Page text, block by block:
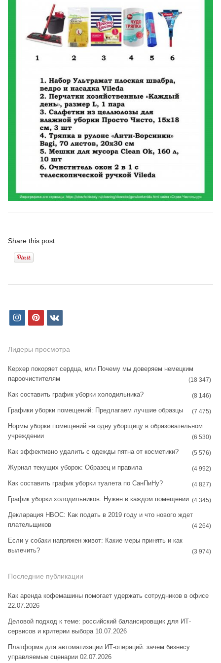
Share this post
i
s
a
g
r
a
p
n
e
r
e
s
v
Лидеры просмотра
Керхер покоряет сердца, или Почему мы доверяем немецким
пароочистителям
(18 347)
Как составить график уборки холодильника? (8 146)
Графики уборки помещений: Предлагаем лучшие образцы (7 475)
Нормы уборки помещений на одну уборщицу в образовательном
учреждении
(6 530)
Как эффективно удалить с одежды пятна от косметики? (5 576)
Журнал текущих уборок: Образец и правила (4 992)
Как составить график уборки туалета по СанПиНу? (4 827)
График уборки холодильников: Нужен в каждом помещении (4 345)
Декларация НВОС: Как подать в 2019 году и что нового ждет
плательщиков
(4 264)
Если у собаки напряжен живот: Какие меры принять и как
вылечить?
(3 974)
Последние публикации
Как аренда кофемашины помогает удержать сотрудников в офисе
22.07.2026
Деловой подход к теме: российский балансировщик для ИТ-
сервисов и критерии выбора 10.07.2026
Платформа для автоматизации ИТ-операций: зачем бизнесу
управляемые сценарии 02.07.2026